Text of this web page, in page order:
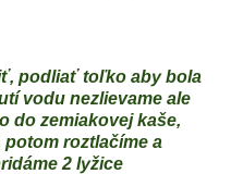
podliať toľko aby bola
vodu nezlievame ale
do zemiakovej kaše,
roztlačíme a
2 lyžice